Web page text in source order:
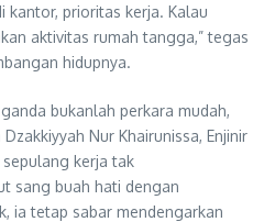
kantor, prioritas kerja. Kalau
aktivitas rumah tangga,” tegas
hidupnya.
bukanlah perkara mudah,
Nur Khairunissa, Enjinir
kerja tak
sang buah hati dengan
ia tetap sabar mendengarkan